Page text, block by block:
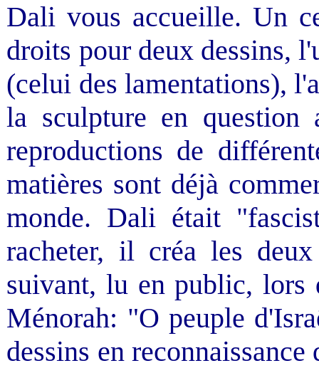
Dali vous accueille. Un
droits pour deux dessins,
(celui des lamentations),
la sculpture en question
reproductions de
matières sont déjà
monde. Dali était
racheter, il créa les
suivant, lu en public, lors
Ménorah: "O peuple
dessins en